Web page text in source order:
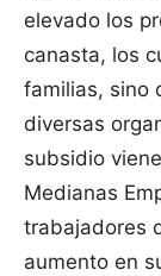
elevado los
canasta, los
familias, sino
diversas
subsidio
Medianas
trabajadores
aumento en